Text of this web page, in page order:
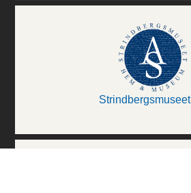
Strindbergsmuseet